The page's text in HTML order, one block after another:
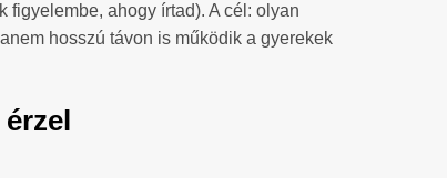
ahogy írtad). A cél: olyan
hosszú távon is működik a gyerekek